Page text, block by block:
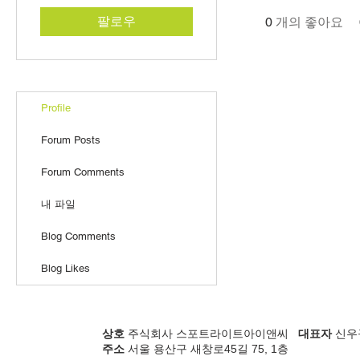
0 개의 좋아요
팔로우
Profile
Forum Posts
Forum Comments
내 파일
Blog Comments
Blog Likes
상호 주식회사 스포트라이트아이앤씨 대표자신우
주소 서울 용산구 새창로45길 75, 1층